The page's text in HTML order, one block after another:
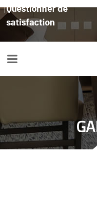
Questionner de
satisfaction